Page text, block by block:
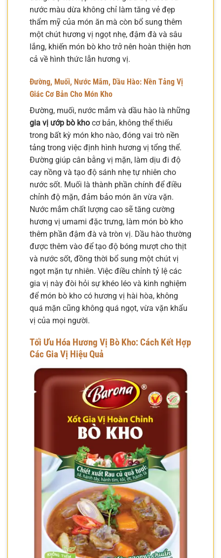
nước màu dừa không chỉ làm tăng vẻ đẹp
thẩm mỹ của món ăn mà còn bổ sung thêm
một chút hương vị ngọt nhẹ, đậm đà và sâu
lắng, khiến món bò kho trở nên hoàn thiện hơn
cả về hình thức lẫn hương vị.
Đường, Muối, Nước Mắm, Dầu Hào: Nền Tảng Vị
Giác Cơ Bản Cho Món Kho
Đường, muối, nước mắm và dầu hào là những
gia vị ướp bò kho cơ bản, không thể thiếu
trong bất kỳ món kho nào, đóng vai trò nền
tảng trong việc định hình hương vị tổng thể.
Đường giúp cân bằng vị mặn, làm dịu đi độ
cay nồng và tạo độ sánh nhẹ tự nhiên cho
nước sốt. Muối là thành phần chính để điều
chỉnh độ mặn, đảm bảo món ăn vừa vặn.
Nước mắm chất lượng cao sẽ tăng cường
hương vị umami đặc trưng, làm món bò kho
thêm phần đậm đà và tròn vị. Dầu hào thường
được thêm vào để tạo độ bóng mượt cho thịt
và nước sốt, đồng thời bổ sung một chút vị
ngọt mặn tự nhiên. Việc điều chỉnh tỷ lệ các
gia vị này đòi hỏi sự khéo léo và kinh nghiệm
để món bò kho có hương vị hài hòa, không
quá mặn cũng không quá ngọt, vừa vặn khẩu
vị của mọi người.
Tối Ưu Hóa Hương Vị Bò Kho: Cách Kết Hợp
Các Gia Vị Hiệu Quả